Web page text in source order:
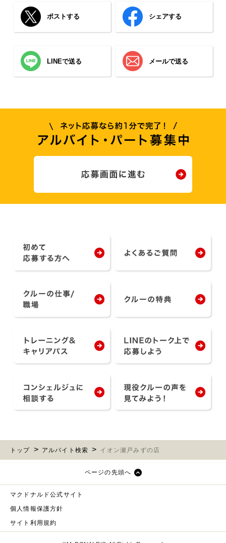
ポストする シェアする
LINEで送る メールで送る
トップ アルバイト検索 イオン瀬戸みずの店
ページの先頭へ
マクドナルド公式サイト
個人情報保護方針
サイト利用規約